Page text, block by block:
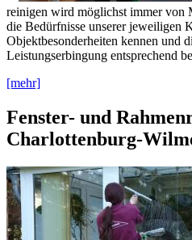
reinigen wird möglichst immer von
die Bedürfnisse unserer jeweiligen
Objektbesonderheiten kennen und
Leistungserbingung entsprechend
[mehr]
Fenster- und
Charlottenburg-